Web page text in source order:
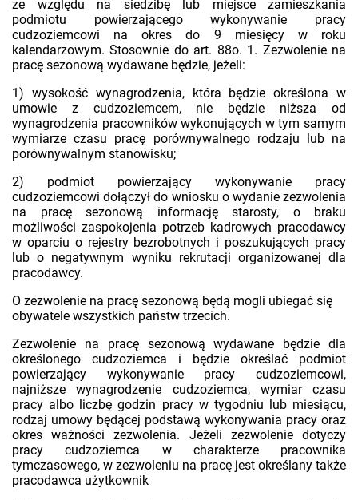
ze względu na siedzibę lub miejsce zamieszkania
podmiotu powierzającego wykonywanie pracy
cudzoziemcowi na okres do 9 miesięcy w roku
kalendarzowym. Stosownie do art. 88o. 1. Zezwolenie na
pracę sezonową wydawane będzie, jeżeli:
1) wysokość wynagrodzenia, która będzie określona w
umowie z cudzoziemcem, nie będzie niższa od
wynagrodzenia pracowników wykonujących w tym samym
wymiarze czasu pracę porównywalnego rodzaju lub na
porównywalnym stanowisku;
2) podmiot powierzający wykonywanie pracy
cudzoziemcowi dołączył do wniosku o wydanie zezwolenia
na pracę sezonową informację starosty, o braku
możliwości zaspokojenia potrzeb kadrowych pracodawcy
w oparciu o rejestry bezrobotnych i poszukujących pracy
lub o negatywnym wyniku rekrutacji organizowanej dla
pracodawcy.
O zezwolenie na pracę sezonową będą mogli ubiegać się
obywatele wszystkich państw trzecich.
Zezwolenie na pracę sezonową wydawane będzie dla
określonego cudzoziemca i będzie określać podmiot
powierzający wykonywanie pracy cudzoziemcowi,
najniższe wynagrodzenie cudzoziemca, wymiar czasu
pracy albo liczbę godzin pracy w tygodniu lub miesiącu,
rodzaj umowy będącej podstawą wykonywania pracy oraz
okres ważności zezwolenia. Jeżeli zezwolenie dotyczy
pracy cudzoziemca w charakterze pracownika
tymczasowego, w zezwoleniu na pracę jest określany także
pracodawca użytkownik